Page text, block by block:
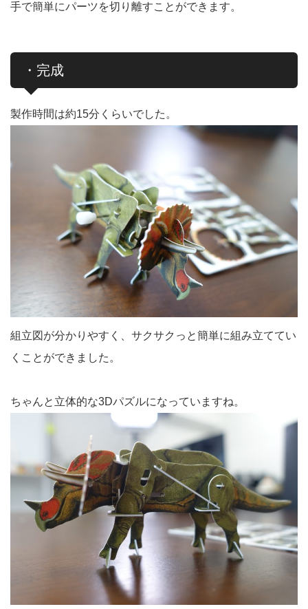
手で簡単にパーツを切り離すことができます。
・完成
製作時間は約15分くらいでした。
組立図が分かりやすく、サクサクっと簡単に組み立ててい
くことができました。
ちゃんと立体的な3Dパズルになっていますね。